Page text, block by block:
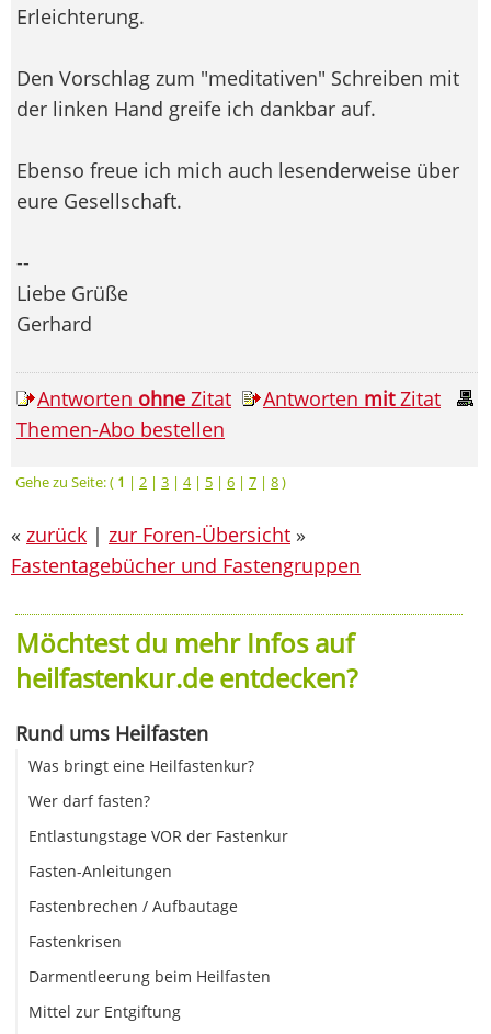
Erleichterung.
Den Vorschlag zum "meditativen" Schreiben mit
der linken Hand greife ich dankbar auf.
Ebenso freue ich mich auch lesenderweise über
eure Gesellschaft.
--
Liebe Grüße
Gerhard
Antworten ohne Zitat Antworten mitZitat
Themen-Abo bestellen
Gehe zu Seite: ( 1 | 2 | 3 | 4| 5 | 6 | 7 | 8)
« zurück | zur Foren-Übersicht »
Fastentagebücher und Fastengruppen
Möchtest du mehr Infos auf
heilfastenkur.de entdecken?
Rund ums Heilfasten
Was bringt eine Heilfastenkur?
Wer darf fasten?
Entlastungstage VOR der Fastenkur
Fasten-Anleitungen
Fastenbrechen / Aufbautage
Fastenkrisen
Darmentleerung beim Heilfasten
Mittel zur Entgiftung